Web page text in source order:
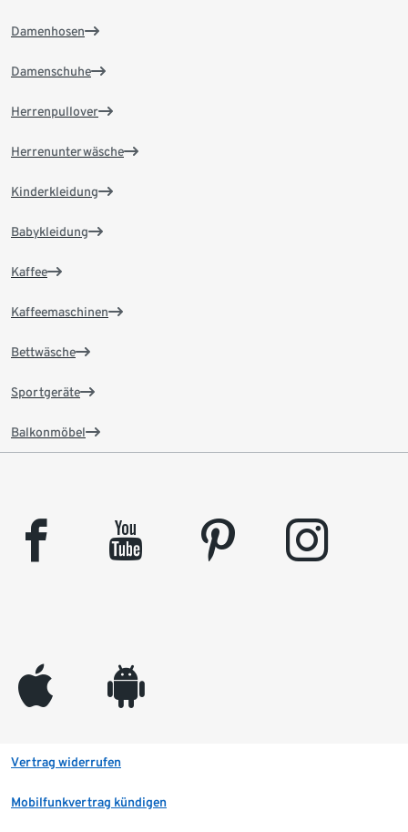
Damenhosen
Damenschuhe
Herrenpullover
Herrenunterwäsche
Kinderkleidung
Babykleidung
Kaffee
Kaffeemaschinen
Bettwäsche
Sportgeräte
Balkonmöbel
facebook youtube pinterest instagram
appleinc android
Vertrag widerrufen
Mobilfunkvertrag kündigen